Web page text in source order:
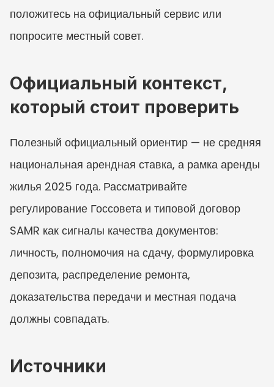
положитесь на официальный сервис или
попросите местный совет.
Официальный контекст,
который стоит проверить
Полезный официальный ориентир — не средняя
национальная арендная ставка, а рамка аренды
жилья 2025 года. Рассматривайте
регулирование Госсовета и типовой договор
SAMR как сигналы качества документов:
личность, полномочия на сдачу, формулировка
депозита, распределение ремонта,
доказательства передачи и местная подача
должны совпадать.
Источники